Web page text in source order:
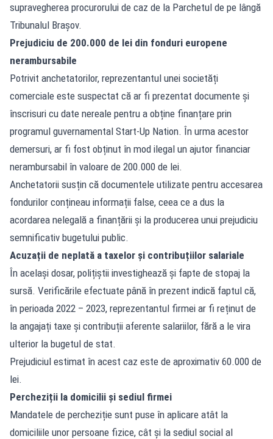
supravegherea procurorului de caz de la Parchetul de pe lângă
Tribunalul Brașov.
Prejudiciu de 200.000 de lei din fonduri europene
nerambursabile
Potrivit anchetatorilor, reprezentantul unei societăți
comerciale este suspectat că ar fi prezentat documente și
înscrisuri cu date nereale pentru a obține finanțare prin
programul guvernamental Start-Up Nation. În urma acestor
demersuri, ar fi fost obținut în mod ilegal un ajutor financiar
nerambursabil în valoare de 200.000 de lei.
Anchetatorii susțin că documentele utilizate pentru accesarea
fondurilor conțineau informații false, ceea ce a dus la
acordarea nelegală a finanțării și la producerea unui prejudiciu
semnificativ bugetului public.
Acuzații de neplată a taxelor și contribuțiilor salariale
În același dosar, polițiștii investighează și fapte de stopaj la
sursă. Verificările efectuate până în prezent indică faptul că,
în perioada 2022 – 2023, reprezentantul firmei ar fi reținut de
la angajați taxe și contribuții aferente salariilor, fără a le vira
ulterior la bugetul de stat.
Prejudiciul estimat în acest caz este de aproximativ 60.000 de
lei.
Percheziții la domicilii și sediul firmei
Mandatele de percheziție sunt puse în aplicare atât la
domiciliile unor persoane fizice, cât și la sediul social al